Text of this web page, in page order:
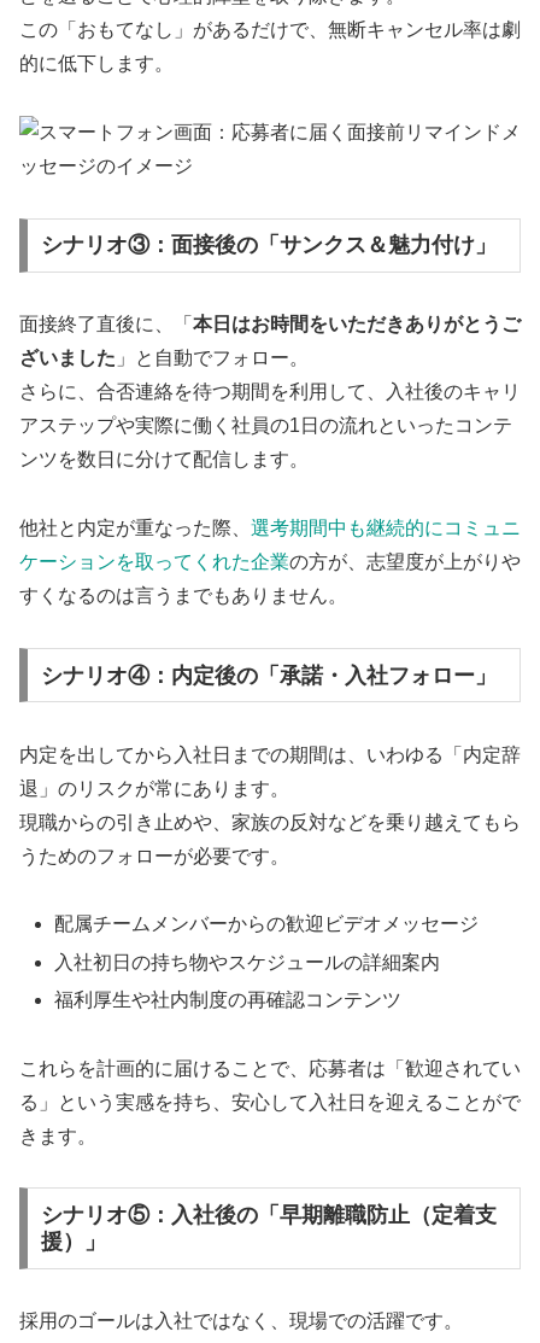
この「おもてなし」があるだけで、無断キャンセル率は劇
的に低下します。
シナリオ③：面接後の「サンクス＆魅力付け」
面接終了直後に、「 本日はお時間をいただきありがとうご
ざいました 」と自動でフォロー。
さらに、合否連絡を待つ期間を利用して、入社後のキャリ
アステップや実際に働く社員の1日の流れといったコンテ
ンツを数日に分けて配信します。
他社と内定が重なった際、 選考期間中も継続的にコミュニ
ケーションを取ってくれた企業の方が、志望度が上がりや
すくなるのは言うまでもありません。
シナリオ④：内定後の「承諾・入社フォロー」
内定を出してから入社日までの期間は、いわゆる「内定辞
退」のリスクが常にあります。
現職からの引き止めや、家族の反対などを乗り越えてもら
うためのフォローが必要です。
配属チームメンバーからの歓迎ビデオメッセージ
入社初日の持ち物やスケジュールの詳細案内
福利厚生や社内制度の再確認コンテンツ
これらを計画的に届けることで、応募者は「歓迎されてい
る」という実感を持ち、安心して入社日を迎えることがで
きます。
シナリオ⑤：入社後の「早期離職防止（定着支
援）」
採用のゴールは入社ではなく、現場での活躍です。